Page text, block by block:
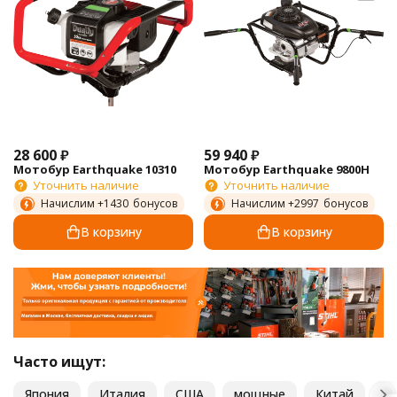
28 600₽
Мотобур Earthquake 10310
Уточнить наличие
Начислим +1430 бонусов
В корзину
59 940₽
Мотобур Earthquake 9800H
Уточнить наличие
Начислим +2997 бонусов
В корзину
Часто ищут:
Япония Италия США мощные Китай